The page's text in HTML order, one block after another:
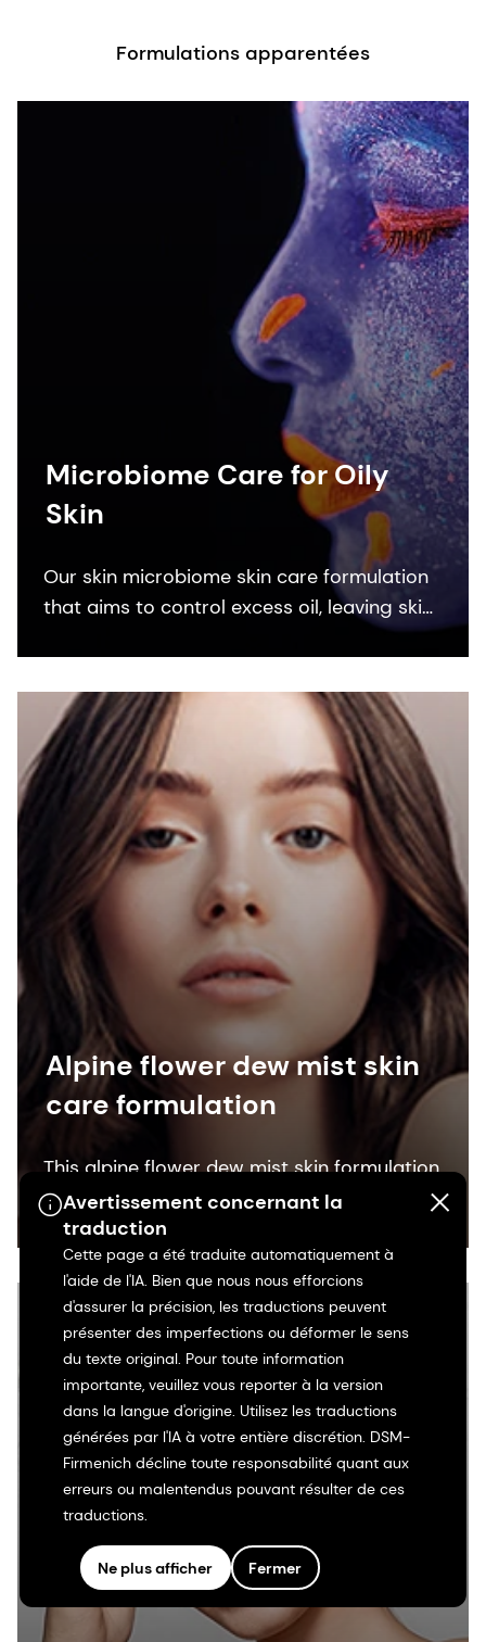
Formulations apparentées
Microbiome Care for Oily
Skin
Our skin microbiome skin care formulation
that aims to control excess oil, leaving skin
feeling fresh. It helps to reduce sebum
Cutibacterium acnes levels – the
gatekeeper that can influence sebum
production.
Alpine flower dew mist skin
care formulation
This alpine flower dew mist skin formulation
offers a powerful veil of hydration and
protection. Containing the organic skin
care ingredient ALPAFLOR® SCUTELLARIA
CB, it is proven to strengthen sensitive skin.
Avertissement concernant la
traduction
Cette page a été traduite automatiquement à
l'aide de l'IA. Bien que nous nous efforcions
d'assurer la précision, les traductions peuvent
présenter des imperfections ou déformer le sens
du texte original. Pour toute information
importante, veuillez vous reporter à la version
dans la langue d'origine. Utilisez les traductions
générées par l'IA à votre entière discrétion. DSM-
Firmenich décline toute responsabilité quant aux
erreurs ou malentendus pouvant résulter de ces
traductions.
Ne plus afficher Fermer